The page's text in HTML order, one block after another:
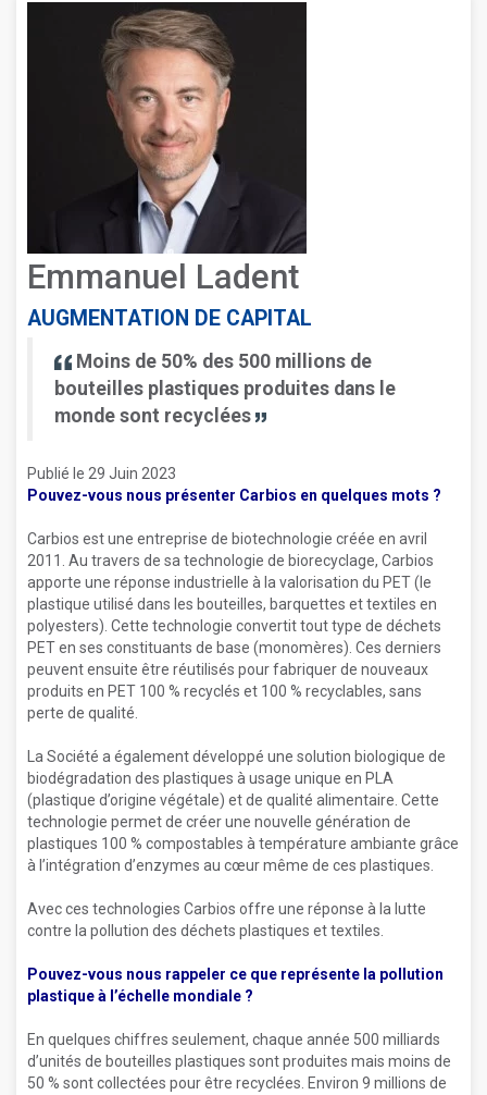
Emmanuel Ladent
AUGMENTATION DE CAPITAL
Moins de 50% des 500 millions de
bouteilles plastiques produites dans le
monde sont recyclées
Publié le 29 Juin 2023
Pouvez-vous nous présenter Carbios en quelques mots ?
Carbios est une entreprise de biotechnologie créée en avril
2011. Au travers de sa technologie de biorecyclage, Carbios
apporte une réponse industrielle à la valorisation du PET (le
plastique utilisé dans les bouteilles, barquettes et textiles en
polyesters). Cette technologie convertit tout type de déchets
PET en ses constituants de base (monomères). Ces derniers
peuvent ensuite être réutilisés pour fabriquer de nouveaux
produits en PET 100 % recyclés et 100 % recyclables, sans
perte de qualité.
La Société a également développé une solution biologique de
biodégradation des plastiques à usage unique en PLA
(plastique d’origine végétale) et de qualité alimentaire. Cette
technologie permet de créer une nouvelle génération de
plastiques 100 % compostables à température ambiante grâce
à l’intégration d’enzymes au cœur même de ces plastiques.
Avec ces technologies Carbios offre une réponse à la lutte
contre la pollution des déchets plastiques et textiles.
Pouvez-vous nous rappeler ce que représente la pollution
plastique à l’échelle mondiale ?
En quelques chiffres seulement, chaque année 500 milliards
d’unités de bouteilles plastiques sont produites mais moins de
50 % sont collectées pour être recyclées. Environ 9 millions de